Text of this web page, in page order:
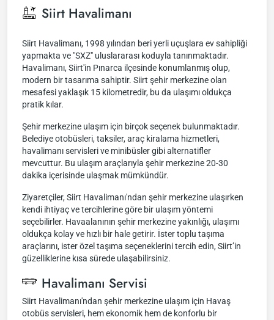
Siirt Havalimanı
Siirt Havalimanı, 1998 yılından beri yerli uçuşlara ev sahipliği
yapmakta ve "SXZ" uluslararası koduyla tanınmaktadır.
Havalimanı, Siirt'in Pınarca ilçesinde konumlanmış olup,
modern bir tasarıma sahiptir. Siirt şehir merkezine olan
mesafesi yaklaşık 15 kilometredir, bu da ulaşımı oldukça
pratik kılar.
Şehir merkezine ulaşım için birçok seçenek bulunmaktadır.
Belediye otobüsleri, taksiler, araç kiralama hizmetleri,
havalimanı servisleri ve minibüsler gibi alternatifler
mevcuttur. Bu ulaşım araçlarıyla şehir merkezine 20-30
dakika içerisinde ulaşmak mümkündür.
Ziyaretçiler, Siirt Havalimanı'ndan şehir merkezine ulaşırken
kendi ihtiyaç ve tercihlerine göre bir ulaşım yöntemi
seçebilirler. Havaalanının şehir merkezine yakınlığı, ulaşımı
oldukça kolay ve hızlı bir hale getirir. İster toplu taşıma
araçlarını, ister özel taşıma seçeneklerini tercih edin, Siirt’in
güzelliklerine kısa sürede ulaşabilirsiniz.
Havalimanı Servisi
Siirt Havalimanı'ndan şehir merkezine ulaşım için Havaş
otobüs servisleri, hem ekonomik hem de konforlu bir